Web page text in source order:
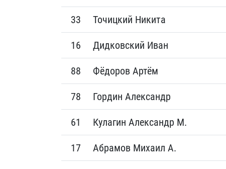
33 Точицкий Никита
16 Дидковский Иван
88 Фёдоров Артём
78 Гордин Александр
61 Кулагин Александр М.
17 Абрамов Михаил А.